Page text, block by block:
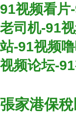
91视频看片
老司机-91
站-91视频
视频论坛-
張家港保